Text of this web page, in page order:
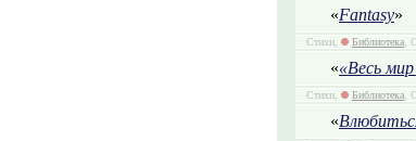
«Fantasy»
Стихи, Библиотека,
««Весь
Стихи, Библиотека,
«